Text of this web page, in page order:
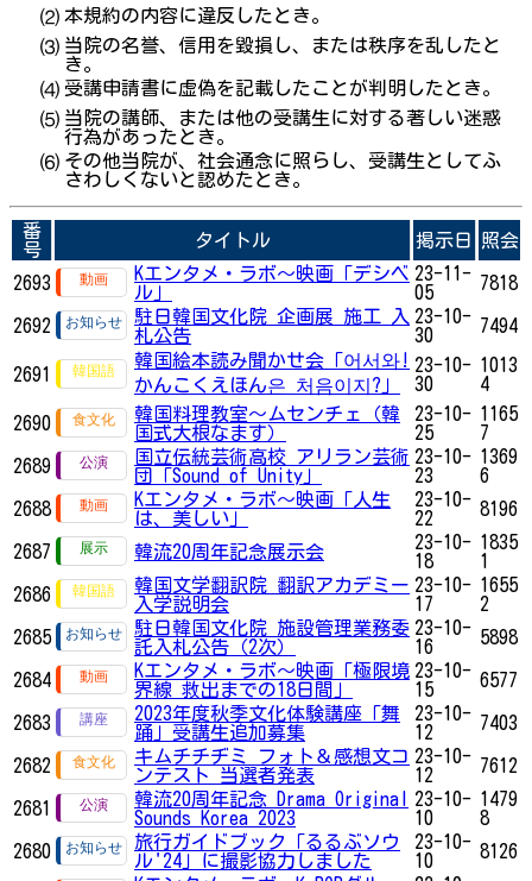
⑵ 本規約の内容に違反したとき。
⑶ 当院の名誉、信用を毀損し、または秩序を乱したと
き。
⑷ 受講申請書に虚偽を記載したことが判明したとき。
⑸ 当院の講師、または他の受講生に対する著しい迷惑
行為があったとき。
⑹ その他当院が、社会通念に照らし、受講生としてふ
さわしくないと認めたとき。
番
号
タイトル 掲示日 照会
2693
Kエンタメ・ラボ～映画「デシベ
ル」
23-11-
05
7818
2692
駐日韓国文化院 企画展 施工 入
札公告
23-10-
30
7494
2691
韓国絵本読み聞かせ会「어서와!
かんこくえほん은 처음이지?」
23-10-
30
1013
4
2690
韓国料理教室～ムセンチェ（韓
国式大根なます）
23-10-
25
1165
7
2689
国立伝統芸術高校 アリラン芸術
団「Sound of Unity」
23-10-
23
1369
6
2688
Kエンタメ・ラボ～映画「人生
は、美しい」
23-10-
22
8196
2687 韓流20周年記念展示会
23-10-
18
1835
1
2686
韓国文学翻訳院 翻訳アカデミー
入学説明会
23-10-
17
1655
2
2685
駐日韓国文化院 施設管理業務委
託入札公告（2次）
23-10-
16
5898
2684
Kエンタメ・ラボ～映画「極限境
界線 救出までの18日間」
23-10-
15
6577
2683
2023年度秋季文化体験講座「舞
踊」受講生追加募集
23-10-
12
7403
2682
キムチチヂミ フォト＆感想文コ
ンテスト 当選者発表
23-10-
12
7612
2681
韓流20周年記念 Drama Original
Sounds Korea 2023
23-10-
10
1479
8
2680
旅行ガイドブック「るるぶソウ
ル'24」に撮影協力しました
23-10-
10
8126